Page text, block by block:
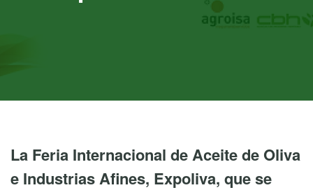
La Feria Internacional de Aceite de Oliva
e Industrias Afines, Expoliva, que se